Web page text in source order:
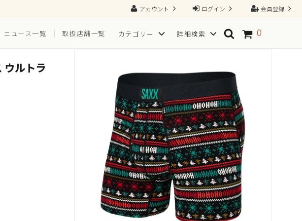
会員登録
ログイン
アカウント
ニュース一覧 取扱店舗一覧 カテゴリー
ス ソックス
詳細検索
普段穿き) SPORT(スポーツ向き)
TGRAINING（トレーニング）
Tシャツ
サイズから探す
一枚で、すべてが整う2N1ショーツ
0
ウルトラ